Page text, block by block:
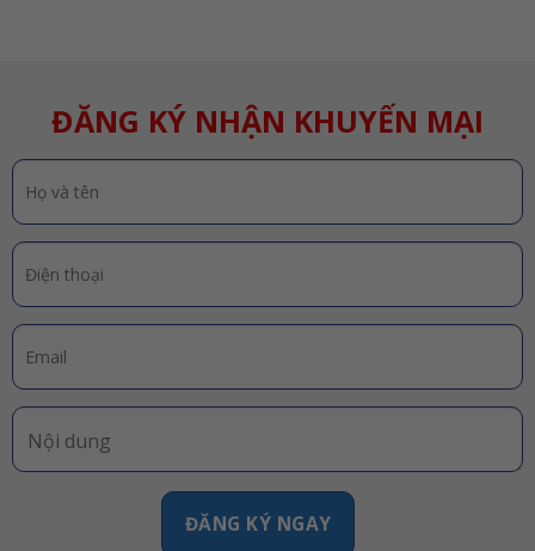
ĐĂNG KÝ NHẬN KHUYẾN MẠI